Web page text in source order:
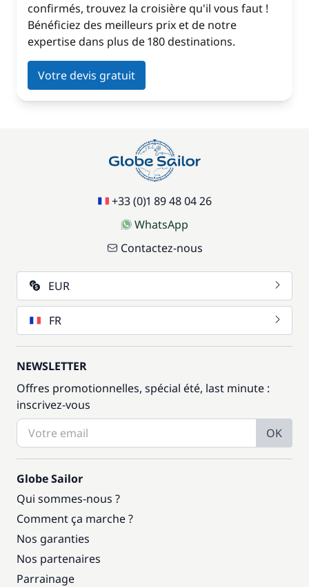
confirmés, trouvez la croisière qu'il vous faut !
Bénéficiez des meilleurs prix et de notre
expertise dans plus de 180 destinations.
Votre devis gratuit
+33 (0)1 89 48 04 26
WhatsApp
Contactez-nous
EUR
FR
NEWSLETTER
Offres promotionnelles, spécial été, last minute :
inscrivez-vous
OK
Globe Sailor
Qui sommes-nous ?
Comment ça marche ?
Nos garanties
Nos partenaires
Parrainage